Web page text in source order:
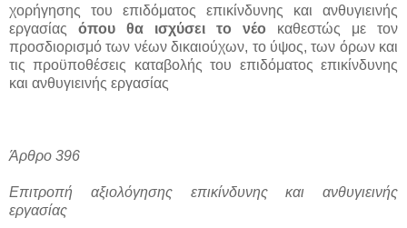
χορήγησης του επιδόματος επικίνδυνης και ανθυγιεινής
εργασίας όπου θα ισχύσει το νέο καθεστώς με τον
προσδιορισμό των νέων δικαιούχων, το ύψος, των όρων και
τις προϋποθέσεις καταβολής του επιδόματος επικίνδυνης
και ανθυγιεινής εργασίας
Άρθρο 396
Επιτροπή αξιολόγησης επικίνδυνης και ανθυγιεινής
εργασίας